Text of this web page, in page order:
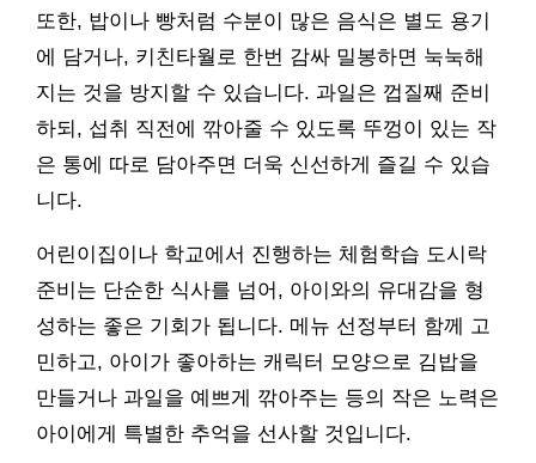
또한, 밥이나 빵처럼 수분이 많은 음식은 별도 용기
에 담거나, 키친타월로 한번 감싸 밀봉하면 눅눅해
지는 것을 방지할 수 있습니다. 과일은 껍질째 준비
하되, 섭취 직전에 깎아줄 수 있도록 뚜껑이 있는 작
은 통에 따로 담아주면 더욱 신선하게 즐길 수 있습
니다.
어린이집이나 학교에서 진행하는 체험학습 도시락
준비는 단순한 식사를 넘어, 아이와의 유대감을 형
성하는 좋은 기회가 됩니다. 메뉴 선정부터 함께 고
민하고, 아이가 좋아하는 캐릭터 모양으로 김밥을
만들거나 과일을 예쁘게 깎아주는 등의 작은 노력은
아이에게 특별한 추억을 선사할 것입니다.